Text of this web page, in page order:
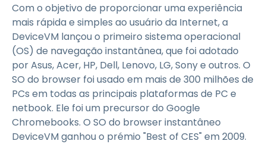
Com o objetivo de proporcionar uma experiência
mais rápida e simples ao usuário da Internet, a
DeviceVM lançou o primeiro sistema operacional
(OS) de navegação instantânea, que foi adotado
por Asus, Acer, HP, Dell, Lenovo, LG, Sony e outros. O
SO do browser foi usado em mais de 300 milhões de
PCs em todas as principais plataformas de PC e
netbook. Ele foi um precursor do Google
Chromebooks. O SO do browser instantâneo
DeviceVM ganhou o prémio "Best of CES" em 2009.